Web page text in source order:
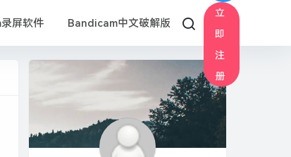
屏软件 Bandicam中文破解版
立
即
注
册